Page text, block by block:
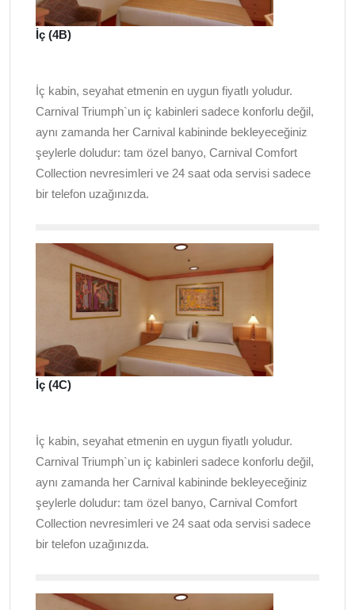
İç (4B)
İç kabin, seyahat etmenin en uygun fiyatlı yoludur.
Carnival Triumph`un iç kabinleri sadece konforlu değil,
aynı zamanda her Carnival kabininde bekleyeceğiniz
şeylerle doludur: tam özel banyo, Carnival Comfort
Collection nevresimleri ve 24 saat oda servisi sadece
bir telefon uzağınızda.
İç (4C)
İç kabin, seyahat etmenin en uygun fiyatlı yoludur.
Carnival Triumph`un iç kabinleri sadece konforlu değil,
aynı zamanda her Carnival kabininde bekleyeceğiniz
şeylerle doludur: tam özel banyo, Carnival Comfort
Collection nevresimleri ve 24 saat oda servisi sadece
bir telefon uzağınızda.